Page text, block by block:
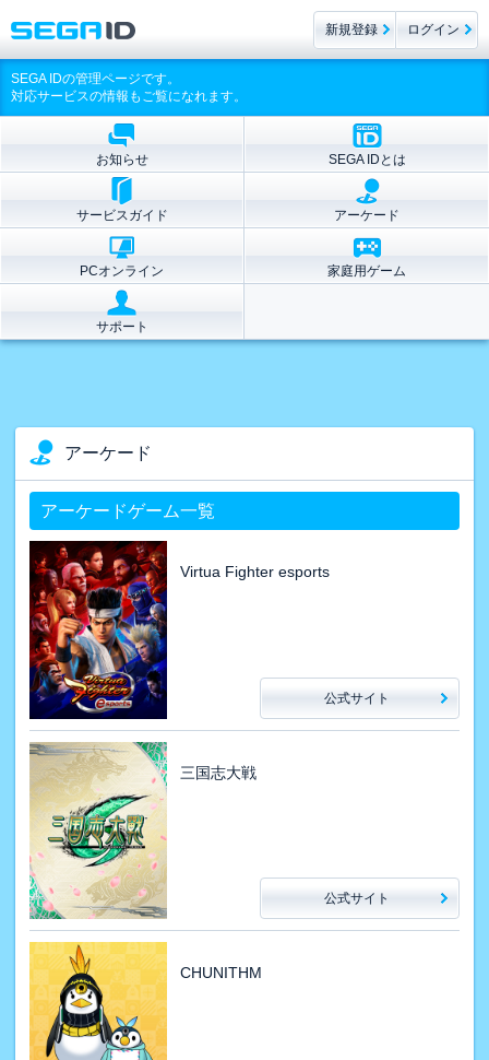
SEGA IDの管理ページです。
対応サービスの情報もご覧になれます。
お知らせ SEGA IDとは
サービスガイド アーケード
PCオンライン 家庭用ゲーム
サポート
アーケード
アーケードゲーム一覧
Virtua Fighter esports
公式サイト
三国志大戦
公式サイト
CHUNITHM
新規登録 ログイン